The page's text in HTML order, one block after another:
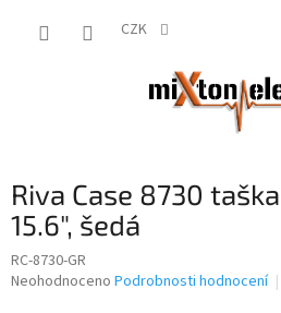
CZK
Riva Case 8730
15.6", šedá
RC-8730-GR
Průměrné
Neohodnoceno Podrobnosti hodnocení